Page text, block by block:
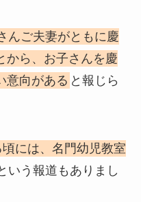
んご夫妻がともに慶
から、お子さんを慶
意向がある と報じら
には、名門幼児教室
いう報道もありまし